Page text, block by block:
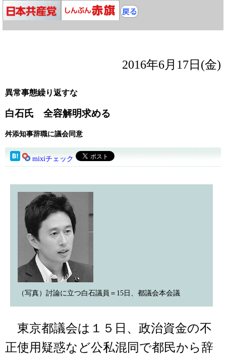
2016年6月17日(金)
異常事態繰り返すな
白石氏 全容解明求める
舛添知事辞職に議会同意
mixiチェック
（写真）討論に立つ白石議員＝15日、都議会本会議
東京都議会は１５日、政治資金の不
正使用疑惑など公私混同で都民から辞